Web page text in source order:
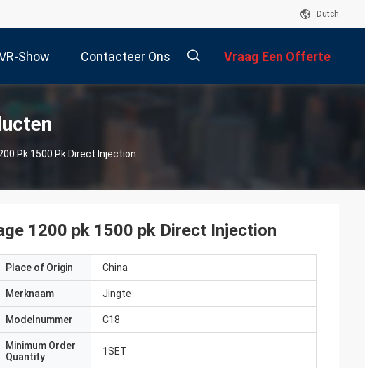
Dutch
Show Contacteer Ons Vraag Een Offerte
Pk 1500 Pk Direct Injection
1200 pk 1500 pk Direct Injection
Place of Origin China
Merknaam Jingte
Modelnummer C18
Minimum Order
Quantity
1SET